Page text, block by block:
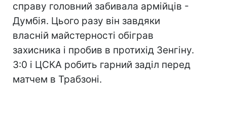
справу головний забивала армійців -
Думбія. Цього разу він завдяки
власній майстерності обіграв
захисника і пробив в протихід Зенгіну.
3:0 і ЦСКА робить гарний заділ перед
матчем в Трабзоні.